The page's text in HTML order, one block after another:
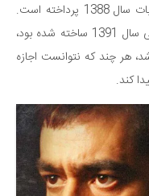
برعهده دارد، به ماجرای حوادث بعد از انتخابات سال 1388 پرداخته است.
که آشغال‌های دوست داشتنی سال 1391 ساخته شده بود،
اجازه